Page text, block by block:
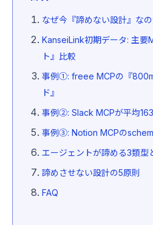
なぜ今『諦めない設計』な
KanseiLink初期データ: 主要
ト』比較
事例①: freee MCPの『
ド』
事例②: Slack MCPが平均
事例③: Notion MCPの
エージェントが諦める3類型
諦めさせない設計の5原則
FAQ